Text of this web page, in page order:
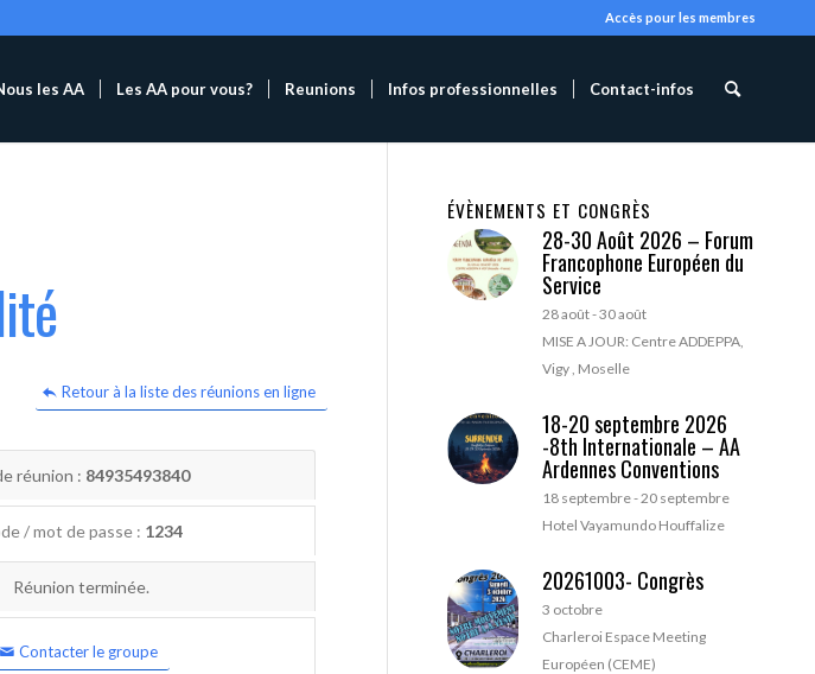
Accès pour les membres
les AA Les AA pour vous? Reunions Infos professionnelles Contact-infos
Retour à la liste des réunions en ligne
réunion : 84935493840
/ mot de passe : 1234
Réunion terminée.
Contacter le groupe
ÉVÈNEMENTS ET CONGRÈS
28-30 Août 2026 – Forum
Francophone Européen du
Service
28 août-30 août
MISE A JOUR: Centre ADDEPPA,
Vigy , Moselle
18-20 septembre 2026
-8th Internationale – AA
Ardennes Conventions
18 septembre-20 septembre
Hotel Vayamundo Houffalize
20261003- Congrès
3 octobre
Charleroi Espace Meeting
Européen (CEME)